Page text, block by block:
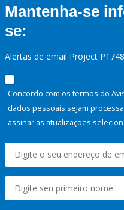
Mantenha-se
se:
Alertas de email Project
Concordo com os termos do
dados pessoais sejam
assinar as atualizações